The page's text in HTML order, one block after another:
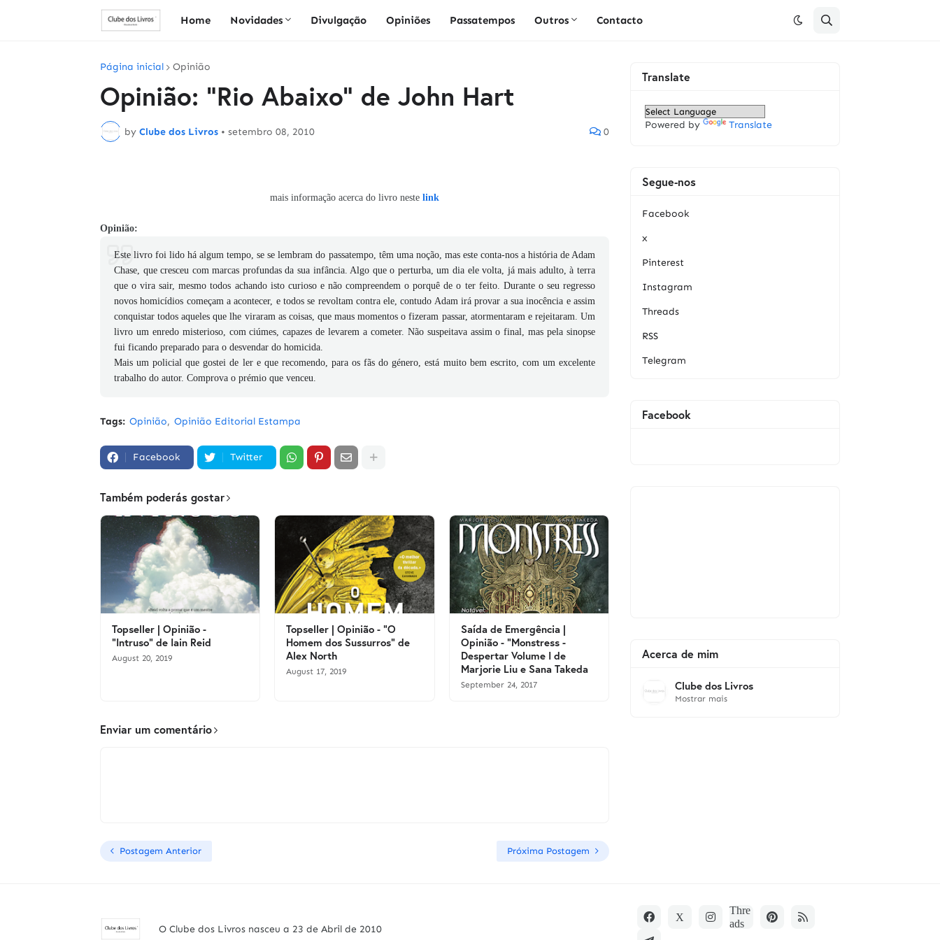
Home Novidades Divulgação Opiniões Passatempos Outros Contacto
Página inicial Opinião
Opinião: "Rio Abaixo" de John Hart
by Clube dos Livros • setembro 08, 2010 0
mais informação acerca do livro neste link
Opinião:
Este livro foi lido há algum tempo, se se lembram do passatempo, têm uma noção, mas este conta-nos a história de Adam
Chase, que cresceu com marcas profundas da sua infância. Algo que o perturba, um dia ele volta, já mais adulto, à terra
que o vira sair, mesmo todos achando isto curioso e não compreendem o porquê de o ter feito. Durante o seu regresso
novos homicídios começam a acontecer, e todos se revoltam contra ele, contudo Adam irá provar a sua inocência e assim
conquistar todos aqueles que lhe viraram as coisas, que maus momentos o fizeram passar, atormentaram e rejeitaram. Um
livro um enredo misterioso, com ciúmes, capazes de levarem a cometer. Não suspeitava assim o final, mas pela sinopse
fui ficando preparado para o desvendar do homicida.
Mais um policial que gostei de ler e que recomendo, para os fãs do género, está muito bem escrito, com um excelente
trabalho do autor. Comprova o prémio que venceu.
Tags: Opinião Opinião Editorial Estampa
Facebook Twitter
Também poderás gostar
Topseller | Opinião -
"Intruso" de Iain Reid
August 20, 2019
Topseller | Opinião - "O
Homem dos Sussurros" de
Alex North
August 17, 2019
Saída de Emergência |
Opinião - "Monstress -
Despertar Volume I de
Marjorie Liu e Sana Takeda
September 24, 2017
Enviar um comentário
Postagem Anterior Próxima Postagem
Translate
Powered by Translate
Segue-nos
Facebook
x
Pinterest
Instagram
Threads
RSS
Telegram
Facebook
Acerca de mim
Clube dos Livros
Mostrar mais
O Clube dos Livros nasceu a 23 de Abril de 2010